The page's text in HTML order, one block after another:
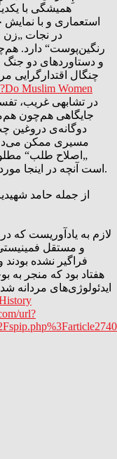
همیشگی با
استعماری و با
در نجات „زن
رنگین‌پوست“ دارد.
و دستاوردهای دو جنگ
چنگال اقتدارگرایی
?Do Muslim Women
جایگاهی هم‌چون
دوگانه‌ی دروغین
مسیری ممکن
„اصلاح طلب“
است آنچه در اینجا مورد حمله قرار می‌گیرد، فمینیسم چپ‌گراست.
و مستقل
فراگیر نشده
هفتاد بود که منجر به
ایدئولوژی‌های مردانه
url?